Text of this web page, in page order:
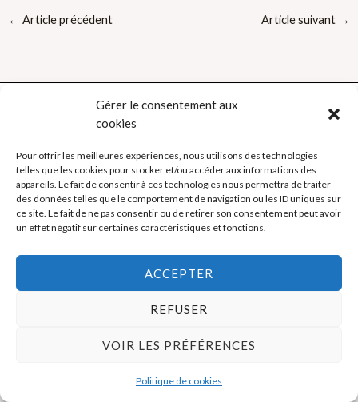
Gérer le consentement aux
cookies
Pour offrir les meilleures expériences, nous utilisons des technologies
telles que les cookies pour stocker et/ou accéder aux informations des
appareils. Le fait de consentir à ces technologies nous permettra de traiter
des données telles que le comportement de navigation ou les ID uniques sur
ce site. Le fait de ne pas consentir ou de retirer son consentement peut avoir
un effet négatif sur certaines caractéristiques et fonctions.
ACCEPTER
REFUSER
VOIR LES PRÉFÉRENCES
Politique de cookies
← Article précédent Article suivant →
Mentions légales
Copyright © 2026 La Boutique des Formateurs - Outils et Supports
pour formateurs